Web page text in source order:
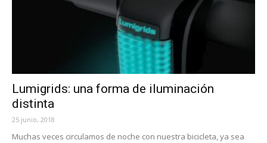
Lumigrids: una forma de iluminación
distinta
25 junio, 2018
Muchas veces circulamos de noche con nuestra bicicleta, ya sea